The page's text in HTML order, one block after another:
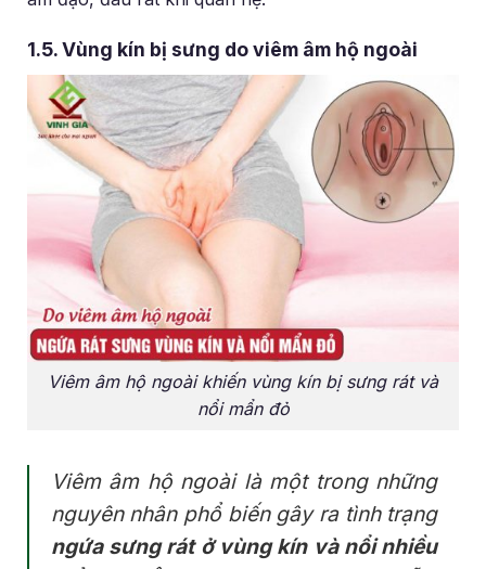
1.5. Vùng kín bị sưng do viêm âm hộ ngoài
Viêm âm hộ ngoài khiến vùng kín bị sưng rát và
nổi mẩn đỏ
Viêm âm hộ ngoài là một trong những
nguyên nhân phổ biến gây ra tình trạng
ngứa sưng rát ở vùng kín và nổi nhiều